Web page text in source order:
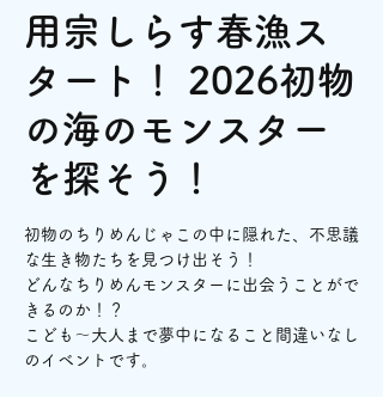
用宗しらす春漁ス
タート！ 2026初物
の海のモンスター
を探そう！
初物のちりめんじゃこの中に隠れた、不思議
な生き物たちを見つけ出そう！
どんなちりめんモンスターに出会うことがで
きるのか！？
こども～大人まで夢中になること間違いなし
のイベントです。